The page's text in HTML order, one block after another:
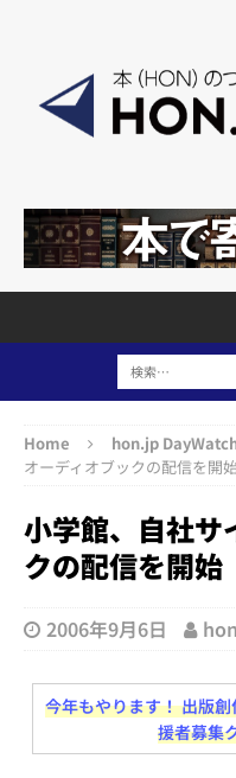
Home hon.jp
オーディオブックの配信を開
小学館、自社サ
クの配信を開始
2006年9月6日
今年もやります！ 出版
援者募集